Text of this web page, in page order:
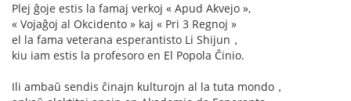
Plej ĝoje estis la famaj verkoj « Apud Akvejo »,
« Vojaĝoj al Okcidento » kaj « Pri 3 Regnoj »
el la fama veterana esperantisto Li Shijun，
kiu iam estis la profesoro en El Popola Ĉinio.
Ili ambaŭ sendis ĉinajn kulturojn al la tuta mondo，